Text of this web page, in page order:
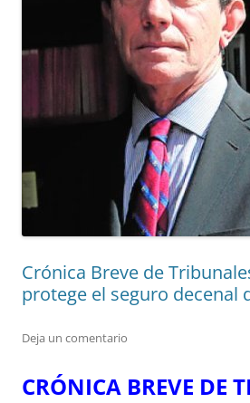
Crónica Breve de
protege el seguro decenal
Deja un comentario
CRÓNICA BREVE DE